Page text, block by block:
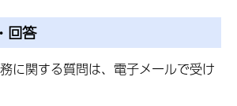
回答
に関する質問は、電子メールで受け